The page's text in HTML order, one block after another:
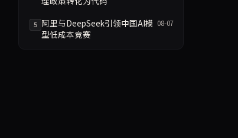
5 阿里与DeepSeek引领中国AI模
型低成本竞赛
08-07